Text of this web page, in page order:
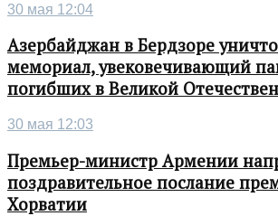
30 мая 12:04
Азербайджан в Бердзоре
мемориал, увековечивающий
погибших в Великой
30 мая 12:03
Премьер-министр Армении
поздравительное послание
Хорватии